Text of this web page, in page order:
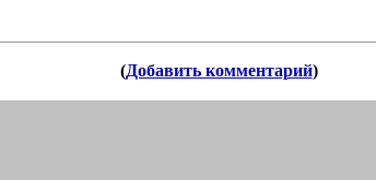
(Добавить комментарий)